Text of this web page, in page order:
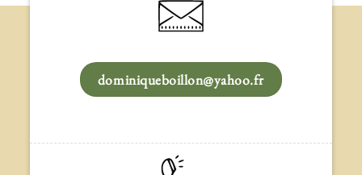
dominiqueboillon@yahoo.fr